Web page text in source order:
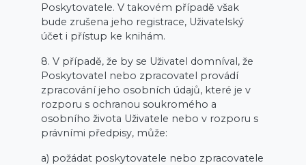
Poskytovatele. V takovém případě však
bude zrušena jeho registrace, Uživatelský
účet i přístup ke knihám.
8. V případě, že by se Uživatel domníval, že
Poskytovatel nebo zpracovatel provádí
zpracování jeho osobních údajů, které je v
rozporu s ochranou soukromého a
osobního života Uživatele nebo v rozporu s
právními předpisy, může:
a) požádat poskytovatele nebo zpracovatele